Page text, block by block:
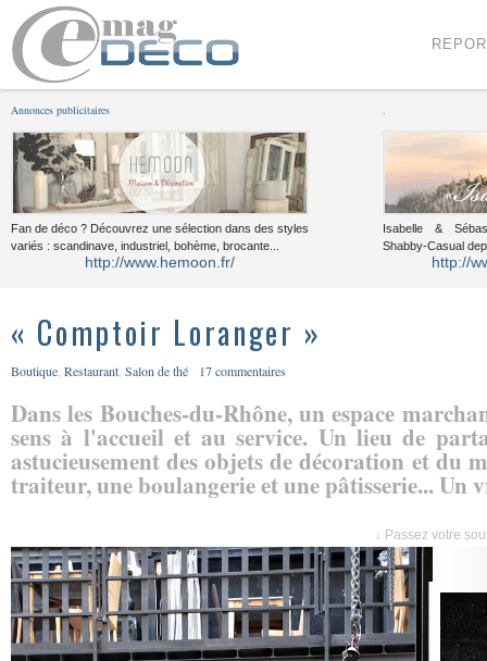
Annonces publicitaires
Fan de déco ? Découvrez une sélection dans des styles
variés : scandinave, industriel, bohème, brocante...
http://www.hemoon.fr/
Isabelle &
Shabby-Casual
http://
« Comptoir Loranger »
Boutique Restaurant Salon de thé 17 commentaires
Dans les Bouches-du-Rhône, un espace
sens à l'accueil et au service. Un lieu de
astucieusement des objets de décoration et
traiteur, une boulangerie et une pâtisserie... Un
↓ Passez votre